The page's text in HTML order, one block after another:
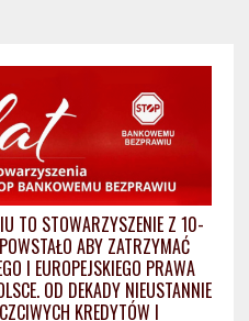
TO STOWARZYSZENIE Z 10-
ABY ZATRZYMAĆ
I EUROPEJSKIEGO PRAWA
OD DEKADY NIEUSTANNIE
KREDYTÓW I